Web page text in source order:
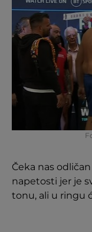
Čeka nas
napetosti jer je
tonu, ali u ringu